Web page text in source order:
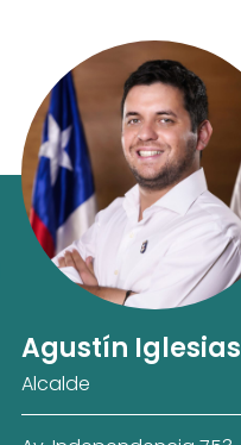
Agustín Iglesias
Alcalde